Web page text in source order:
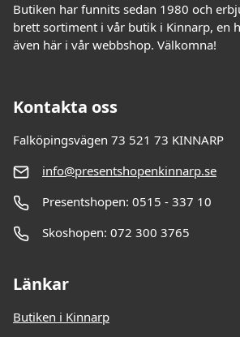
Butiken har funnits sedan 1980 och
brett sortiment i vår butik i Kinnarp, en
även här i vår webbshop. Välkomna!
Kontakta oss
Falköpingsvägen 73 521 73 KINNARP
info@presentshopenkinnarp.se
Presentshopen: 0515 - 337 10
Skoshopen: 072 300 3765
Länkar
Butiken i Kinnarp